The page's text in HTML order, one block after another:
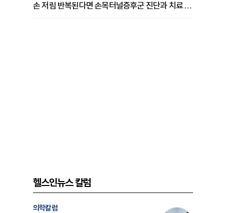
손 저림 반복된다면 손목터널증후군 진단과 치료 시기 살펴야 [김동현 원장 칼럼]
헬스인뉴스 칼럼
의학칼럼